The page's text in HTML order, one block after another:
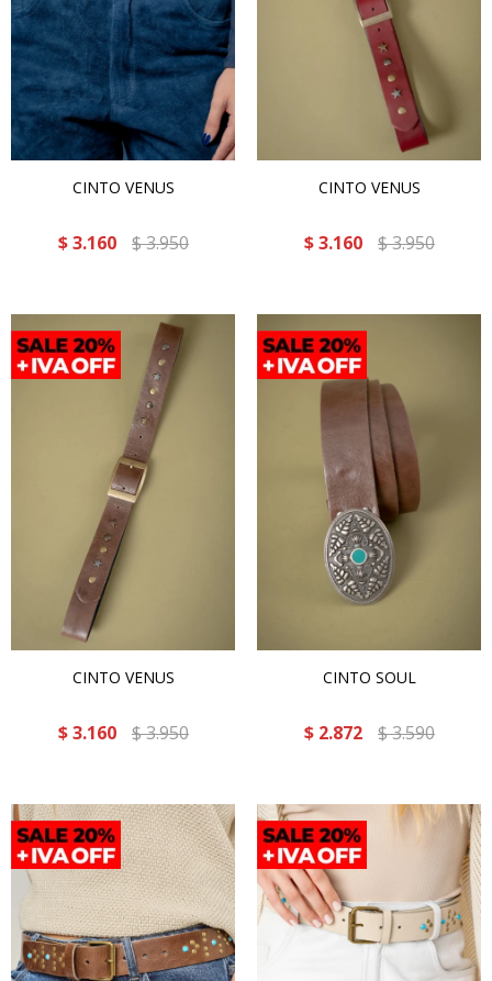
CINTO VENUS
$ 3.160 $3.950
CINTO VENUS
$ 3.160 $3.950
CINTO VENUS
$ 3.160 $3.950
CINTO SOUL
$ 2.872 $3.590